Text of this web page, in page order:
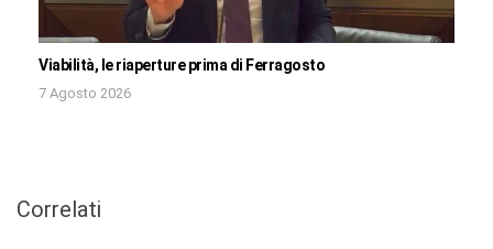
Viabilità, le riaperture prima di Ferragosto
7 Agosto 2026
Correlati